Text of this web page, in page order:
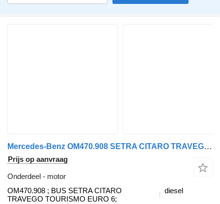
Mercedes-Benz OM470.908 SETRA CITARO TRAVEGO TOURISMO INTEGRO motor voor Mercedes-Benz vrachtwagen
Prijs op aanvraag
Onderdeel - motor
OM470.908 ; BUS SETRA CITARO
TRAVEGO TOURISMO EURO 6;
diesel